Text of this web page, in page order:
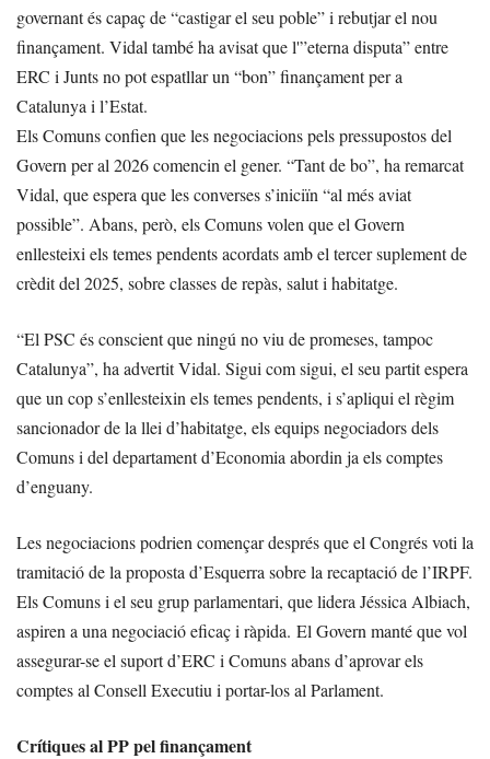
governant és capaç de “castigar el seu poble” i rebutjar el nou
finançament. Vidal també ha avisat que l'”eterna disputa” entre
ERC i Junts no pot espatllar un “bon” finançament per a
Catalunya i l’Estat.
Els Comuns confien que les negociacions pels pressupostos del
Govern per al 2026 comencin el gener. “Tant de bo”, ha remarcat
Vidal, que espera que les converses s’iniciïn “al més aviat
possible”. Abans, però, els Comuns volen que el Govern
enllesteixi els temes pendents acordats amb el tercer suplement de
crèdit del 2025, sobre classes de repàs, salut i habitatge.
“El PSC és conscient que ningú no viu de promeses, tampoc
Catalunya”, ha advertit Vidal. Sigui com sigui, el seu partit espera
que un cop s’enllesteixin els temes pendents, i s’apliqui el règim
sancionador de la llei d’habitatge, els equips negociadors dels
Comuns i del departament d’Economia abordin ja els comptes
d’enguany.
Les negociacions podrien començar després que el Congrés voti la
tramitació de la proposta d’Esquerra sobre la recaptació de l’IRPF.
Els Comuns i el seu grup parlamentari, que lidera Jéssica Albiach,
aspiren a una negociació eficaç i ràpida. El Govern manté que vol
assegurar-se el suport d’ERC i Comuns abans d’aprovar els
comptes al Consell Executiu i portar-los al Parlament.
Crítiques al PP pel finançament